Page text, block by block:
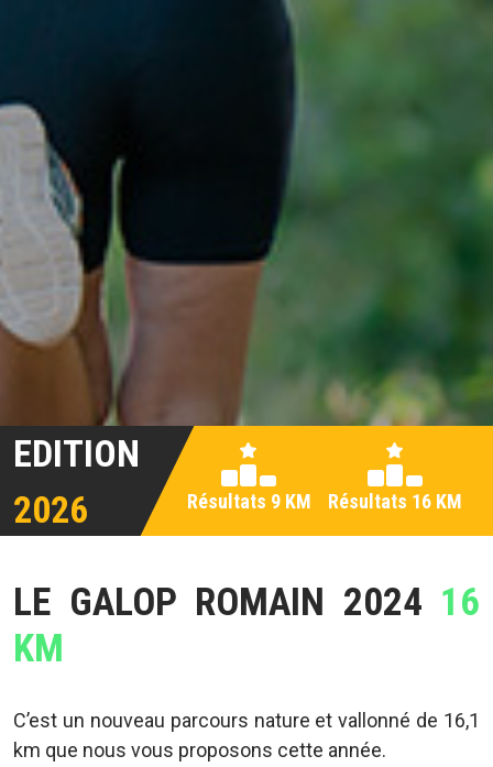
EDITION
2026
Résultats 9 KM Résultats 16 KM
LE GALOP ROMAIN 2024 16
KM
C’est un nouveau parcours nature et vallonné de 16,1
km que nous vous proposons cette année.